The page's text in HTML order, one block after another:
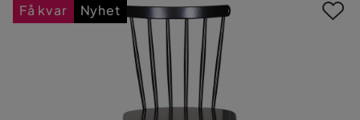
Få kvar Nyhet